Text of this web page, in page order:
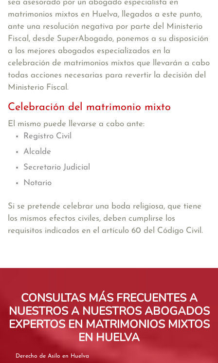
sea asesorado por un abogado especialista en
matrimonios mixtos en Huelva, llegados a este punto,
ante una resolución negativa por parte del Ministerio
Fiscal, desde SuperAbogado, ponemos a su disposición
a los mejores abogados especializados en la
celebración de matrimonios mixtos que llevarán a cabo
todas acciones necesarias para revertir la decisión del
Ministerio Fiscal.
Celebración del matrimonio mixto
El mismo puede llevarse a cabo ante:
Registro Civil
Alcalde
Secretario Judicial
Notario
Si se pretende celebrar una boda religiosa, que tiene
los mismos efectos civiles, deben cumplirse los
requisitos indicados en el artículo 60 del Código Civil.
CONSULTAS MÁS FRECUENTES A
NUESTROS A NUESTROS ABOGADOS
EXPERTOS EN MATRIMONIOS MIXTOS
EN HUELVA
Derecho de Asilo en Huelva